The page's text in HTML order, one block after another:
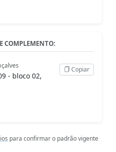
COMPLEMENTO:
- bloco 02,
Copiar
para confirmar o padrão vigente